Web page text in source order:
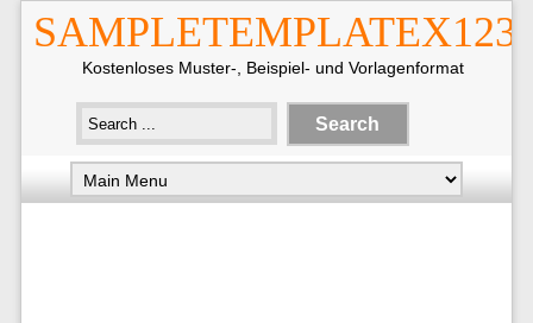
Kostenloses Muster-, Beispiel- und Vorlagenformat